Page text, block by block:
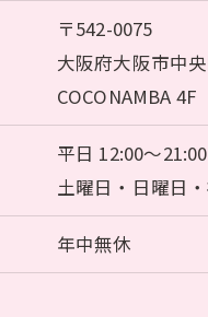
〒542-0075
大阪府大阪市中
COCONAMBA 4F
平日 12:00～21:00
土曜日・日曜日
年中無休